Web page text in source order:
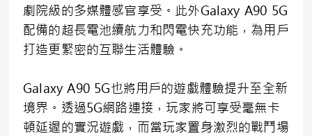
劇院級的多媒體感官享受。此外Galaxy A90 5G
配備的超長電池續航力和閃電快充功能，為用戶
打造更緊密的互聯生活體驗。
Galaxy A90 5G也將用戶的遊戲體驗提升至全新
境界。透過5G網路連接，玩家將可享受毫無卡
頓延遲的實況遊戲，而當玩家置身激烈的戰鬥場